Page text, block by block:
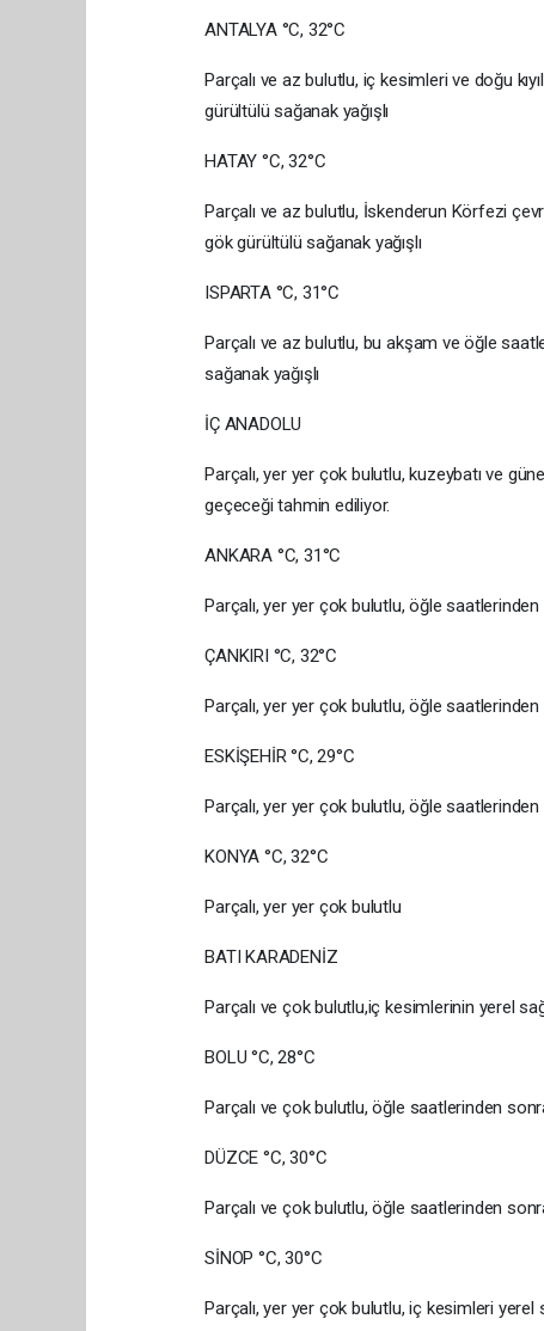
ANTALYA °C, 32°C
Parçalı ve az bulutlu, iç kesimleri ve doğu
gürültülü sağanak yağışlı
HATAY °C, 32°C
Parçalı ve az bulutlu, İskenderun Körfezi
gök gürültülü sağanak yağışlı
ISPARTA °C, 31°C
Parçalı ve az bulutlu, bu akşam ve öğle
sağanak yağışlı
İÇ ANADOLU
Parçalı, yer yer çok bulutlu, kuzeybatı ve
geçeceği tahmin ediliyor.
ANKARA °C, 31°C
Parçalı, yer yer çok bulutlu, öğle
ÇANKIRI °C, 32°C
Parçalı, yer yer çok bulutlu, öğle
ESKİŞEHİR °C, 29°C
Parçalı, yer yer çok bulutlu, öğle
KONYA °C, 32°C
Parçalı, yer yer çok bulutlu
BATI KARADENİZ
Parçalı ve çok bulutlu,iç kesimlerinin yerel
BOLU °C, 28°C
Parçalı ve çok bulutlu, öğle saatlerinden
DÜZCE °C, 30°C
Parçalı ve çok bulutlu, öğle saatlerinden
SİNOP °C, 30°C
Parçalı, yer yer çok bulutlu, iç kesimleri yerel